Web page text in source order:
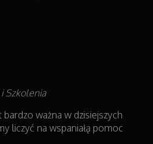
Szkolenia
ważna w dzisiejszych
liczyć na wspaniałą pomoc